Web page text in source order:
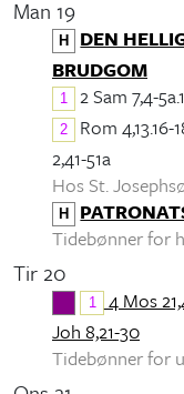
Man 19
H
DEN
BRUDGOM
1 2 Sam 7,4-
2 Rom 4,13.16-
2,41-51a
Hos St.
H
Tidebønner for
Tir 20
1 4 Mos
Joh 8,21-30
Tidebønner for